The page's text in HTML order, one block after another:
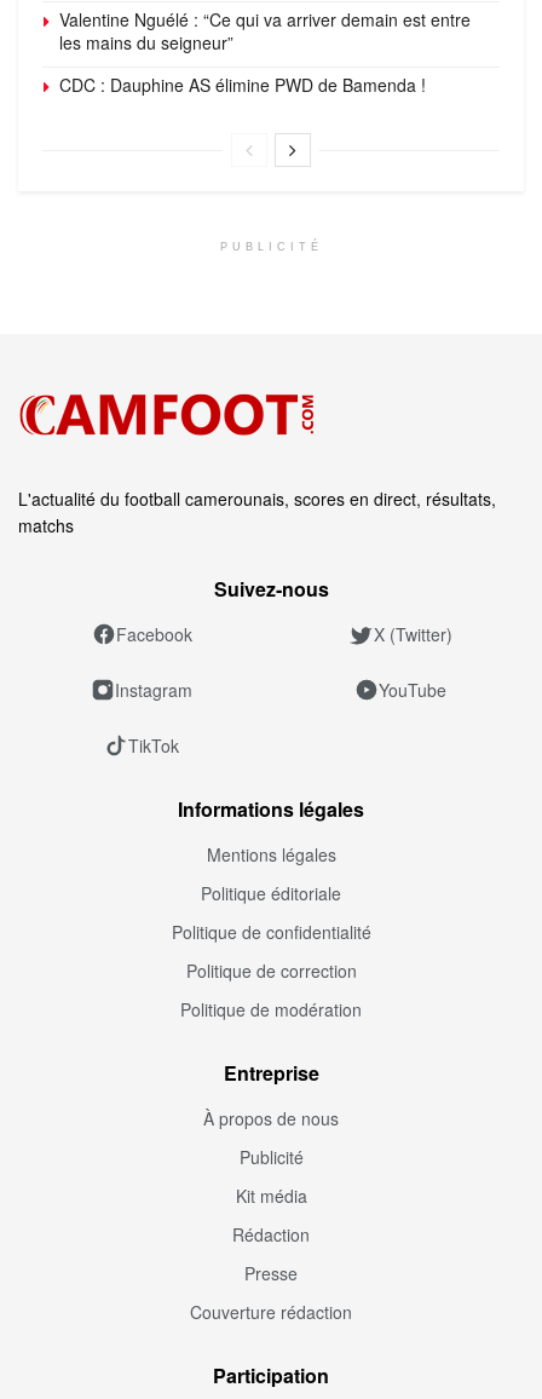
Valentine Nguélé : “Ce qui va arriver demain est entre
les mains du seigneur”
CDC : Dauphine AS élimine PWD de Bamenda !
PUBLICITÉ
L'actualité du football camerounais, scores en direct, résultats,
matchs
Suivez‑nous
Facebook X (Twitter)
Instagram YouTube
TikTok
Informations légales
Mentions légales
Politique éditoriale
Politique de confidentialité
Politique de correction
Politique de modération
Entreprise
À propos de nous
Publicité
Kit média
Rédaction
Presse
Couverture rédaction
Participation